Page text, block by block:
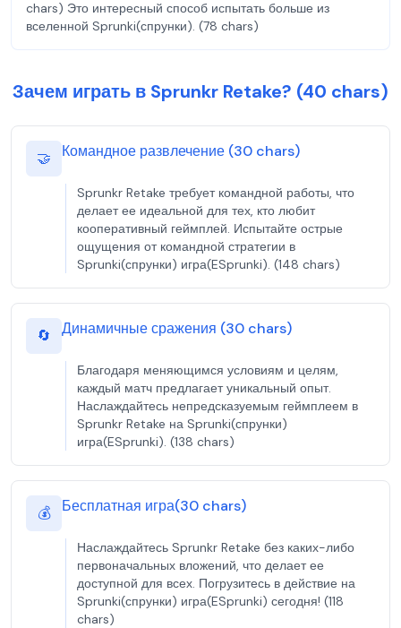
chars) Это интересный способ испытать больше из
вселенной Sprunki(спрунки). (78 chars)
Зачем играть в Sprunkr Retake? (40 chars)
🤝 Командное развлечение (30 chars)
Sprunkr Retake требует командной работы, что
делает ее идеальной для тех, кто любит
кооперативный геймплей. Испытайте острые
ощущения от командной стратегии в
Sprunki(спрунки) игра(ESprunki). (148 chars)
🔄 Динамичные сражения (30 chars)
Благодаря меняющимся условиям и целям,
каждый матч предлагает уникальный опыт.
Наслаждайтесь непредсказуемым геймплеем в
Sprunkr Retake на Sprunki(спрунки)
игра(ESprunki). (138 chars)
💰 Бесплатная игра(30 chars)
Наслаждайтесь Sprunkr Retake без каких-либо
первоначальных вложений, что делает ее
доступной для всех. Погрузитесь в действие на
Sprunki(спрунки) игра(ESprunki) сегодня! (118
chars)